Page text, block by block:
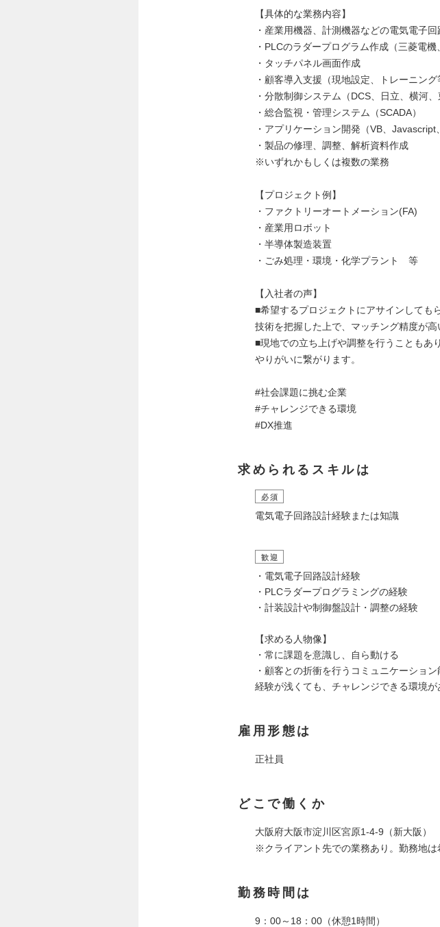
【具体的な業務内容】
・産業用機器、計測機器などの電気電子
・PLCのラダープログラム作成（三菱電機
・タッチパネル画面作成
・顧客導入支援（現地設定、トレーニング
・分散制御システム（DCS、日立、横河、
・総合監視・管理システム（SCADA）
・アプリケーション開発（VB、Javascript
・製品の修理、調整、解析資料作成
※いずれかもしくは複数の業務
【プロジェクト例】
・ファクトリーオートメーション(FA)
・産業用ロボット
・半導体製造装置
・ごみ処理・環境・化学プラント 等
【入社者の声】
■希望するプロジェクトにアサインしても
技術を把握した上で、マッチング精度が
■現地での立ち上げや調整を行うこともあ
やりがいに繋がります。
#社会課題に挑む企業
#チャレンジできる環境
#DX推進
求められるスキルは
必須
電気電子回路設計経験または知識
歓迎
・電気電子回路設計経験
・PLCラダープログラミングの経験
・計装設計や制御盤設計・調整の経験
【求める人物像】
・常に課題を意識し、自ら動ける
・顧客との折衝を行うコミュニケーション
経験が浅くても、チャレンジできる環境が
雇用形態は
正社員
どこで働くか
大阪府大阪市淀川区宮原1-4-9（新大阪）
※クライアント先での業務あり。勤務地は
勤務時間は
9：00～18：00（休憩1時間）